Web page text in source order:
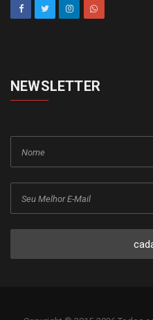
NEWSLETTER